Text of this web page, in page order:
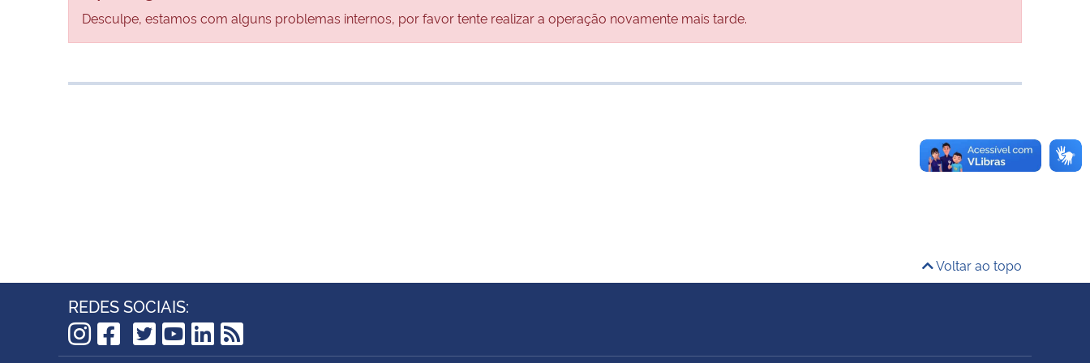
Desculpe, estamos com alguns problemas internos, por favor tente realizar a operação novamente mais tarde.
Voltar ao topo
REDES SOCIAIS: